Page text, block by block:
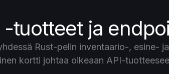
-tuotteet ja
Rust-pelin inventaario-, esine-
kortti johtaa oikeaan API-